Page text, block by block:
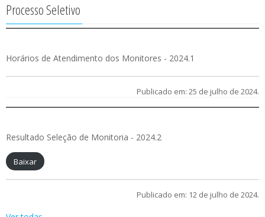
Processo Seletivo
Horários de Atendimento dos Monitores - 2024.1
Publicado em: 25 de julho de 2024.
Resultado Seleção de Monitoria - 2024.2
Baixar
Publicado em: 12 de julho de 2024.